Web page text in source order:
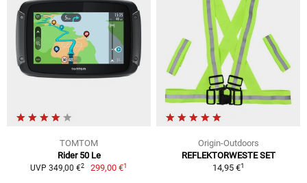
TOMTOM
Rider 50 Le
UVP 349,00 €2 299,00 €1
Origin-Outdoors
REFLEKTORWESTE SET
14,95 €1